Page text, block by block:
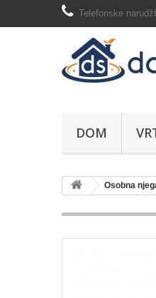
Telefonske
DOM
Osobna